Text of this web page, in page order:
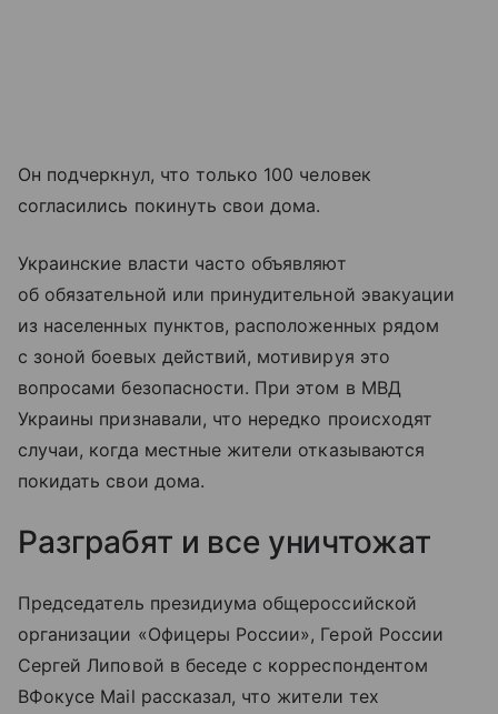
Он подчеркнул, что только 100 человек
согласились покинуть свои дома.
Украинские власти часто объявляют
об обязательной или принудительной эвакуации
из населенных пунктов, расположенных рядом
с зоной боевых действий, мотивируя это
вопросами безопасности. При этом в МВД
Украины признавали, что нередко происходят
случаи, когда местные жители отказываются
покидать свои дома.
Разграбят и все уничтожат
Председатель президиума общероссийской
организации «Офицеры России», Герой России
Сергей Липовой в беседе с корреспондентом
ВФокусе Mail рассказал, что жители тех